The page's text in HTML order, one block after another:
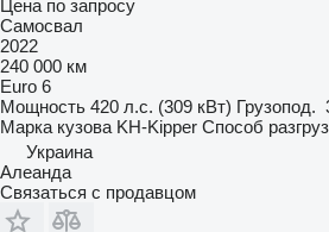
Цена по запросу
Самосвал
2022
240 000 км
Euro 6
Мощность 420 л.с. (309 кВт) Грузопод.
Марка кузова KH-Kipper Способ
Украина
Алеанда
Связаться с продавцом